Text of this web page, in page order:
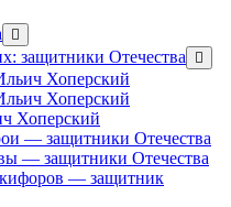
открыть
меню
защитники Отечества
меню
Хоперский
Хоперский
Хоперский
— защитники Отечества
— защитники Отечества
— защитник